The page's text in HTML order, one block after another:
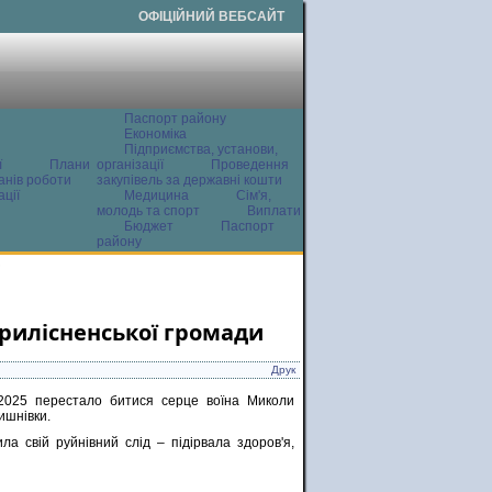
ОФІЦІЙНИЙ ВЕБСАЙТ
Плани
роботи
Паспорт району
Економіка
Підприємства, установи,
організації
Проведення
закупівель за державні кошти
Медицина
Сім'я,
молодь та спорт
Виплати
Бюджет
Паспорт
району
громади
Друк
перестало битися серце воїна Миколи
свій руйнівний слід – підірвала здоров'я,